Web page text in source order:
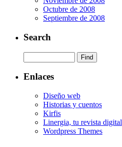
Octubre de 2008
Septiembre de 2008
Search
Enlaces
Diseño web
Historias y cuentos
Kirfis
Linergia, tu revista digital
Wordpress Themes